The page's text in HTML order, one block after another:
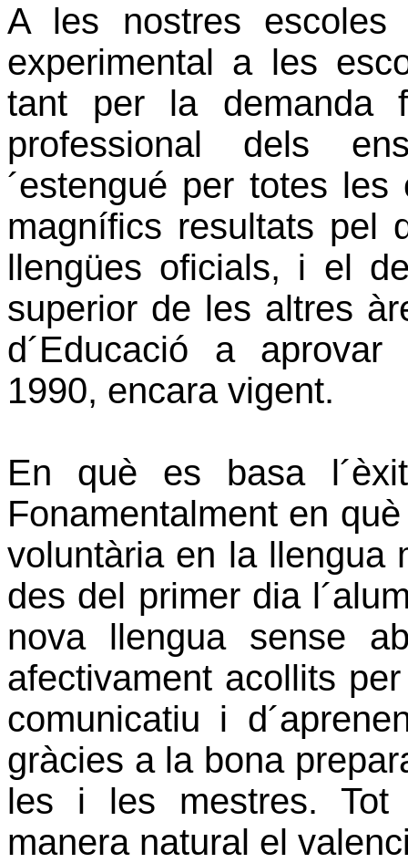
A les nostres escoles
experimental a les
tant per la demanda
professional dels
´estengué per totes
magnífics resultats pel
llengües oficials, i el
superior de les altres
d´Educació a aprovar
1990, encara vigent.
En què es basa
Fonamentalment en
voluntària en la llengua
des del primer dia
nova llengua sense
afectivament acollits
comunicatiu i
gràcies a la bona
les i les mestres.
manera natural el